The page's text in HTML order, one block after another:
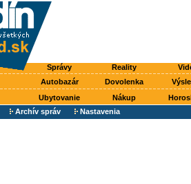
Správy Reality
Autobazár Dovolenka
Ubytovanie Nákup
Archív správ Nastavenia